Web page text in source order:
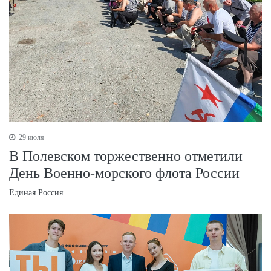
29 июля
В Полевском торжественно отметили
День Военно‑морского флота России
Единая Россия